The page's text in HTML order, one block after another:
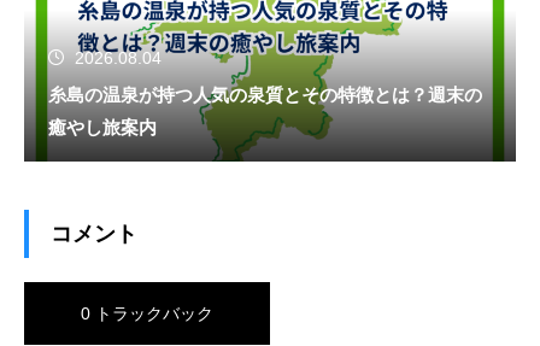
2026.08.04
糸島の温泉が持つ人気の泉質とその特徴とは？週末の
癒やし旅案内
コメント
0 トラックバック